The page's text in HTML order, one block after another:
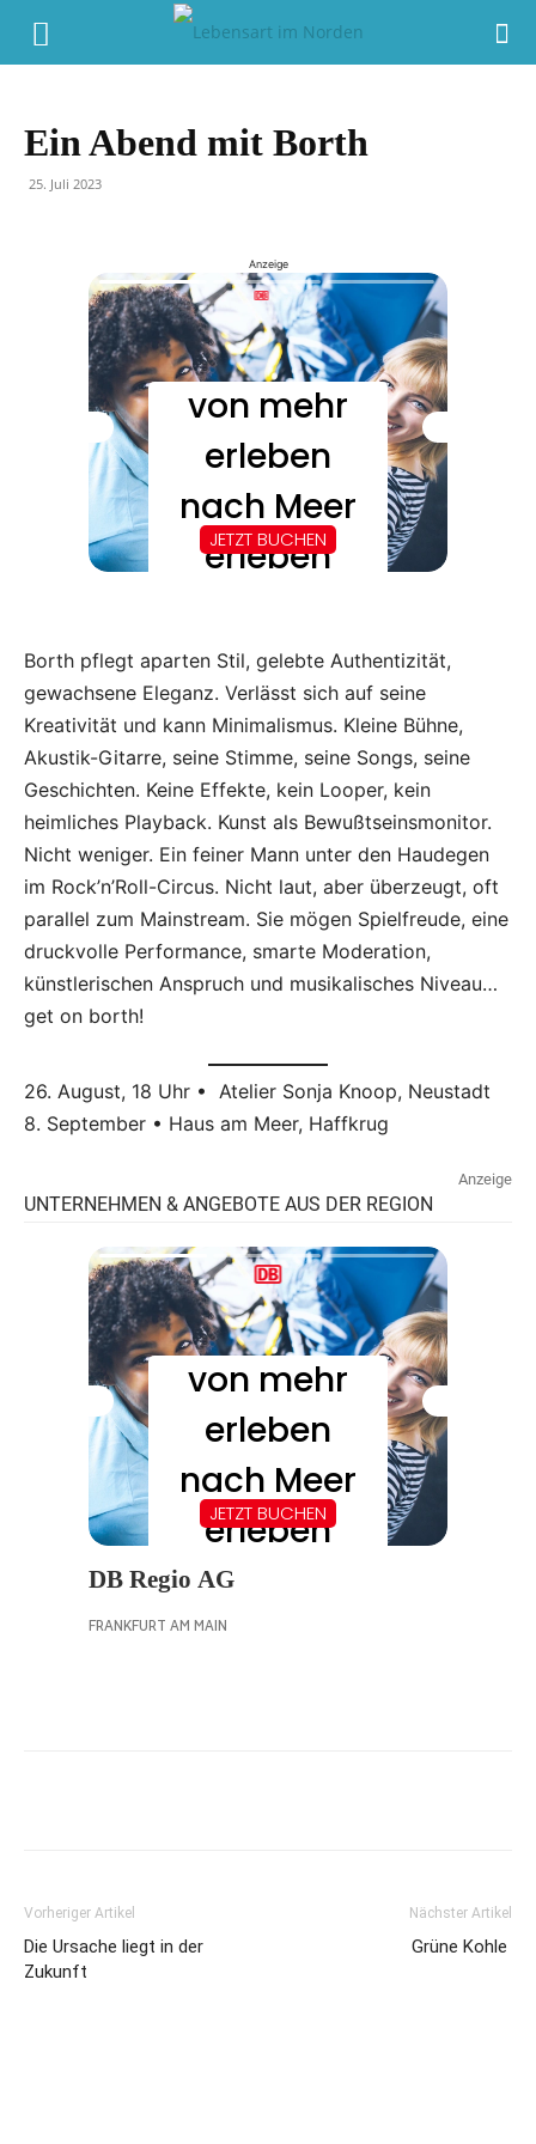
Ein Abend mit Borth
25. Juli 2023
Anzeige
Borth pflegt aparten Stil, gelebte Authentizität,
gewachsene Eleganz. Verlässt sich auf seine
Kreativität und kann Minimalismus. Kleine Bühne,
Akustik-Gitarre, seine Stimme, seine Songs, seine
Geschichten. Keine Effekte, kein Looper, kein
heimliches Playback. Kunst als Bewußtseinsmonitor.
Nicht weniger. Ein feiner Mann unter den Haudegen
im Rock’n’Roll-Circus. Nicht laut, aber überzeugt, oft
parallel zum Mainstream. Sie mögen Spielfreude, eine
druckvolle Performance, smarte Moderation,
künstlerischen Anspruch und musikalisches Niveau…
get on borth!
26. August, 18 Uhr • Atelier Sonja Knoop, Neustadt
8. September • Haus am Meer, Haffkrug
Vorheriger Artikel
Die Ursache liegt in der
Zukunft
Nächster Artikel
Grüne Kohle